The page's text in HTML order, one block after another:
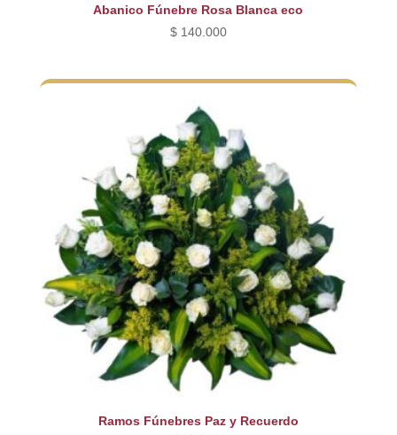
Abanico Fúnebre Rosa Blanca eco
$140.000
Ramos Fúnebres Paz y Recuerdo